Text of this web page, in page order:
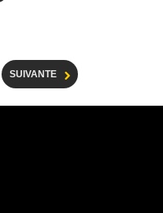
SUIVANTE